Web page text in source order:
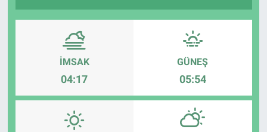
İMSAK
04:17
GÜNEŞ
05:54
Tv Medya